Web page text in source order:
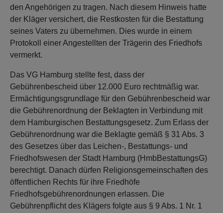
den Angehörigen zu tragen. Nach diesem Hinweis hatte
der Kläger versichert, die Restkosten für die Bestattung
seines Vaters zu übernehmen. Dies wurde in einem
Protokoll einer Angestellten der Trägerin des Friedhofs
vermerkt.
Das VG Hamburg stellte fest, dass der
Gebührenbescheid über 12.000 Euro rechtmäßig war.
Ermächtigungsgrundlage für den Gebührenbescheid war
die Gebührenordnung der Beklagten in Verbindung mit
dem Hamburgischen Bestattungsgesetz. Zum Erlass der
Gebührenordnung war die Beklagte gemäß § 31 Abs. 3
des Gesetzes über das Leichen-, Bestattungs- und
Friedhofswesen der Stadt Hamburg (HmbBestattungsG)
berechtigt. Danach dürfen Religionsgemeinschaften des
öffentlichen Rechts für ihre Friedhöfe
Friedhofsgebührenordnungen erlassen. Die
Gebührenpflicht des Klägers folgte aus § 9 Abs. 1 Nr. 1